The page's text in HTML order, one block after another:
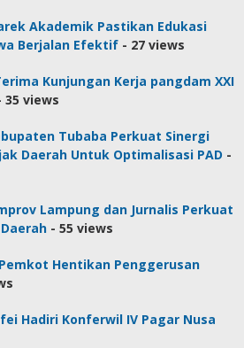
Akademik Pastikan Edukasi
Berjalan Efektif - 27 views
Kunjungan Kerja pangdam XXI
35 views
Tubaba Perkuat Sinergi
Daerah Untuk Optimalisasi PAD -
Lampung dan Jurnalis Perkuat
- 55 views
Hentikan Penggerusan
Hadiri Konferwil IV Pagar Nusa